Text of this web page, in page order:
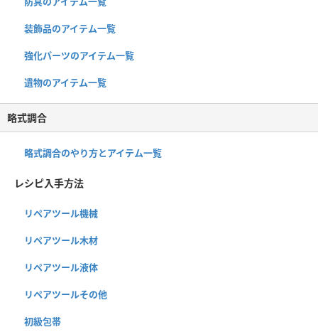
装飾品のアイテム一覧
強化パーツのアイテム一覧
遺物のアイテム一覧
略式調合
略式調合のやり方とアイテム一覧
レシピ入手方法
リペアツール機械
リペアツール木材
リペアツール液体
リペアツールその他
初級包帯